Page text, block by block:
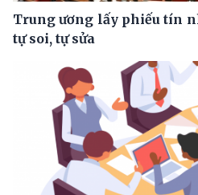
Trung ương lấy phiếu tín
tự soi, tự sửa